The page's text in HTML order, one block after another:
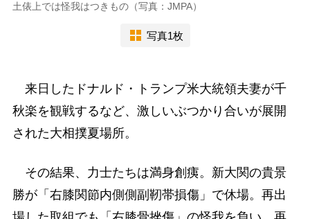
土俵上では怪我はつきもの（写真：JMPA）
写真1枚
来日したドナルド・トランプ米大統領夫妻が千
秋楽を観戦するなど、激しいぶつかり合いが展開
された大相撲夏場所。
その結果、力士たちは満身創痍。新大関の貴景
勝が「右膝関節内側側副靭帯損傷」で休場。再出